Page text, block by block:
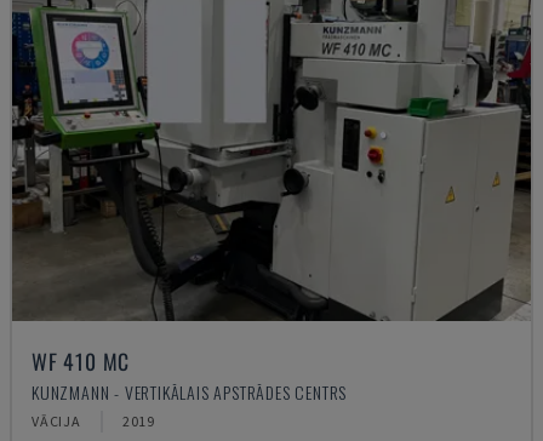
WF 410 MC
KUNZMANN - VERTIKĀLAIS APSTRĀDES CENTRS
VĀCIJA 2019